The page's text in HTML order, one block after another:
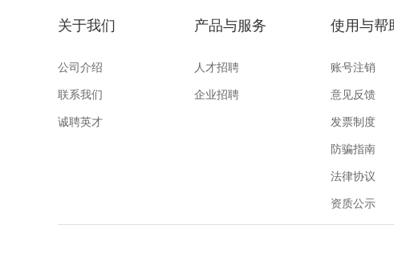
关于我们
公司介绍
联系我们
诚聘英才
产品与服务
人才招聘
企业招聘
使用与帮
账号注销
意见反馈
发票制度
防骗指南
法律协议
资质公示